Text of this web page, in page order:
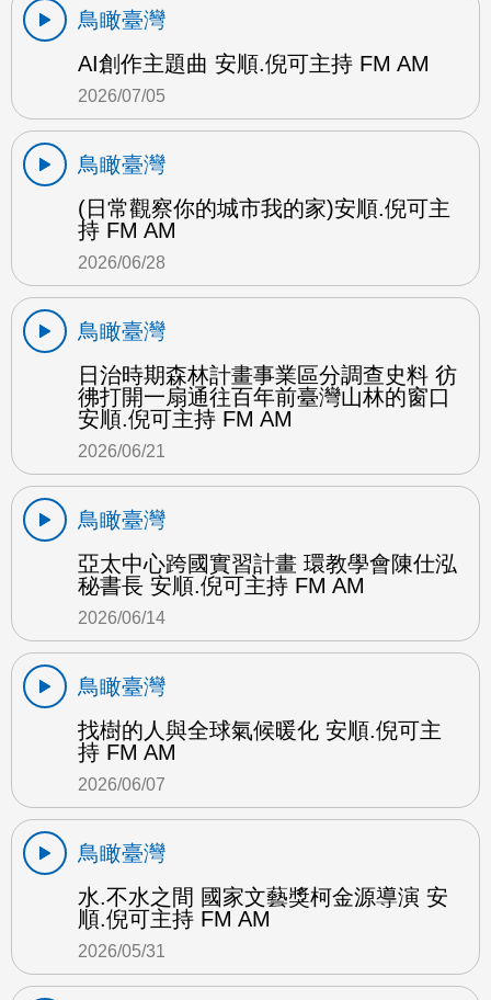
鳥瞰臺灣
AI創作主題曲 安順.倪可主持 FM AM
2026/07/05
鳥瞰臺灣
(日常觀察你的城市我的家)安順.倪可主
持 FM AM
2026/06/28
鳥瞰臺灣
日治時期森林計畫事業區分調查史料 彷
彿打開一扇通往百年前臺灣山林的窗口
安順.倪可主持 FM AM
2026/06/21
鳥瞰臺灣
亞太中心跨國實習計畫 環教學會陳仕泓
秘書長 安順.倪可主持 FM AM
2026/06/14
鳥瞰臺灣
找樹的人與全球氣候暖化 安順.倪可主
持 FM AM
2026/06/07
鳥瞰臺灣
水.不水之間 國家文藝獎柯金源導演 安
順.倪可主持 FM AM
2026/05/31